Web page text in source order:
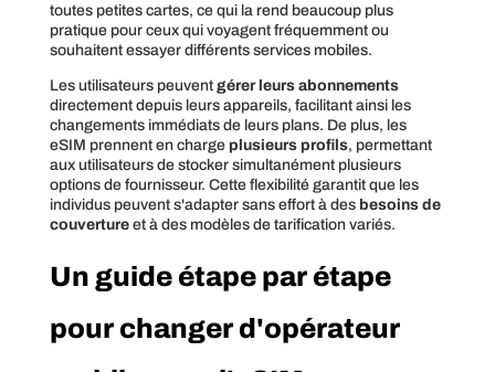
toutes petites cartes, ce qui la rend beaucoup plus
pratique pour ceux qui voyagent fréquemment ou
souhaitent essayer différents services mobiles.
Les utilisateurs peuvent gérer leurs abonnements
directement depuis leurs appareils, facilitant ainsi les
changements immédiats de leurs plans. De plus, les
eSIM prennent en charge plusieurs profils, permettant
aux utilisateurs de stocker simultanément plusieurs
options de fournisseur. Cette flexibilité garantit que les
individus peuvent s'adapter sans effort à des besoins de
couvertureet à des modèles de tarification variés.
Un guide étape par étape
pour changer d'opérateur